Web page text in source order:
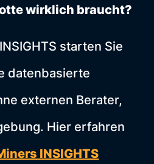
wirklich braucht?
starten Sie
datenbasierte
externen Berater,
Hier erfahren
INSIGHTS